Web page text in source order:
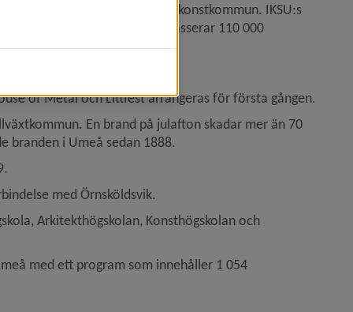
studentstad och Sveriges konstkommun. IKSU:s
gången. Umeå kommun passerar 110 000
för första gången.
of Metal och Littfest arrangeras för första gången.
En brand på julafton skadar mer än 70
branden i Umeå sedan 1888.
med Örnsköldsvik.
Arkitekthögskolan, Konsthögskolan och
med ett program som innehåller 1 054